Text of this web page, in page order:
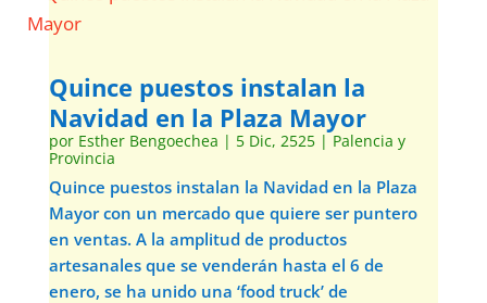
Quince puestos instalan la
Navidad en la Plaza Mayor
por Esther Bengoechea | 5 Dic, 2525| Palencia y
Provincia
Quince puestos instalan la Navidad en la Plaza
Mayor con un mercado que quiere ser puntero
en ventas. A la amplitud de productos
artesanales que se venderán hasta el 6 de
enero, se ha unido una ‘food truck’ de